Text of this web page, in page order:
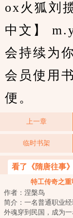
ox火狐刘
中文】
会持续为
会员使用
便。
上一章
临时书架
看了《隋唐往事
特工传奇之重
作者：涅槃鸟
简介：一名普通职业
外魂穿到民国，成为